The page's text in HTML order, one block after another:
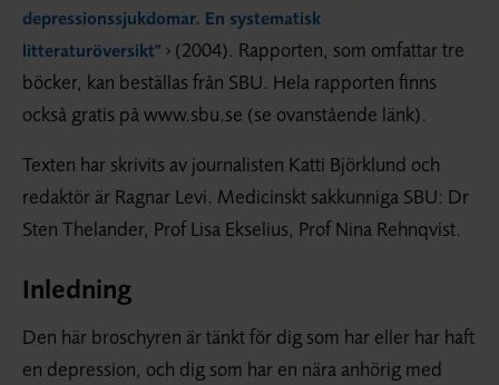
depressions­sjukdomar. En systematisk
litteraturöversikt"
(2004). Rapporten, som omfattar tre
böcker, kan beställas från SBU. Hela rapporten finns
också gratis på www.sbu.se (se ovanstående länk).
Texten har skrivits av journalisten Katti Björklund och
redaktör är Ragnar Levi. Medicinskt sakkunniga SBU: Dr
Sten Thelander, Prof Lisa Ekselius, Prof Nina Rehnqvist.
Inledning
Den här broschyren är tänkt för dig som har eller har haft
en depression, och dig som har en nära anhörig med